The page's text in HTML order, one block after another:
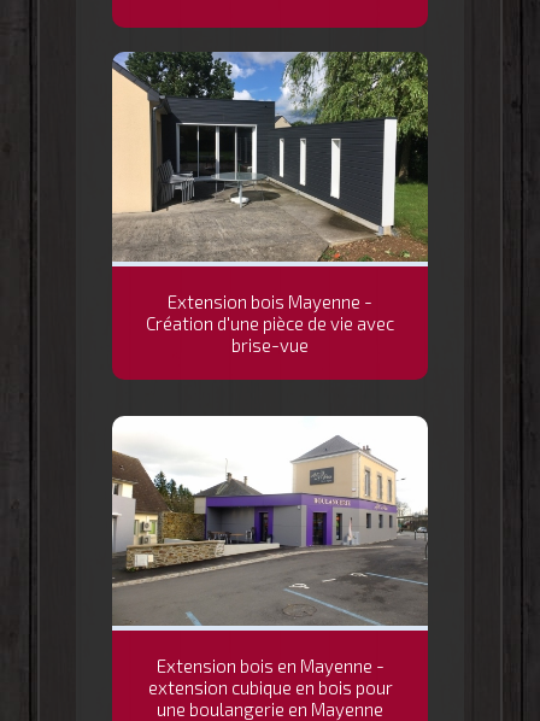
Extension bois Mayenne -
Création d'une pièce de vie avec
brise-vue
Extension bois en Mayenne -
extension cubique en bois pour
une boulangerie en Mayenne